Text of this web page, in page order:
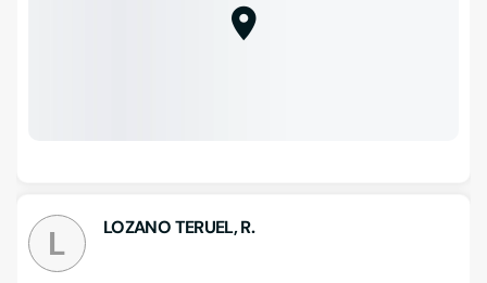
L LOZANO TERUEL, R.